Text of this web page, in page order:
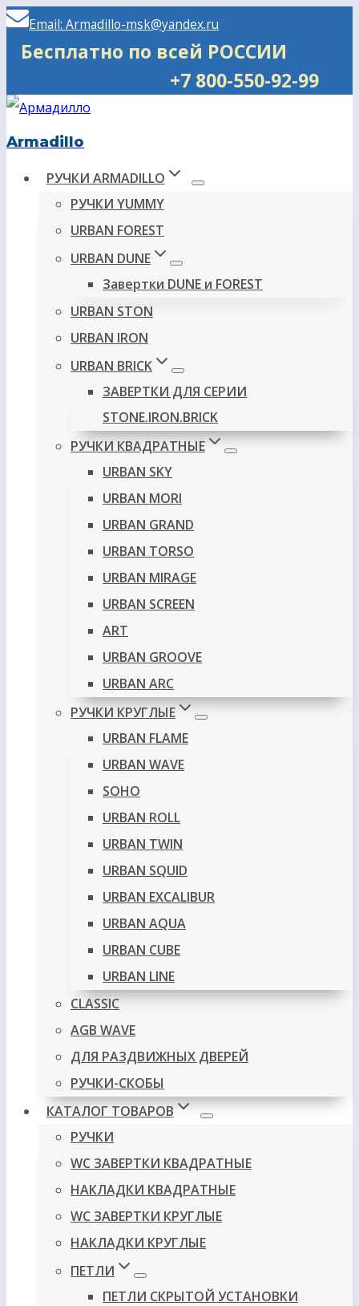
Перейти
Email: Armadillo-msk@yandex.ru
Бесплатно по всей РОССИИ
+7 800-550-92-99
Armadillo
РУЧКИ ARMADILLO
РУЧКИ YUMMY
URBAN FOREST
URBAN DUNE
Завертки DUNE и FOREST
URBAN STON
URBAN IRON
URBAN BRICK
ЗАВЕРТКИ ДЛЯ СЕРИИ
STONE.IRON.BRICK
РУЧКИ КВАДРАТНЫЕ
URBAN SKY
URBAN MORI
URBAN GRAND
URBAN TORSO
URBAN MIRAGE
URBAN SCREEN
ART
URBAN GROOVE
URBAN ARC
РУЧКИ КРУГЛЫЕ
URBAN FLAME
URBAN WAVE
SOHO
URBAN ROLL
URBAN TWIN
URBAN SQUID
URBAN EXCALIBUR
URBAN AQUA
URBAN CUBE
URBAN LINE
CLASSIC
AGB WAVE
ДЛЯ РАЗДВИЖНЫХ ДВЕРЕЙ
РУЧКИ-СКОБЫ
КАТАЛОГ ТОВАРОВ
РУЧКИ
WC ЗАВЕРТКИ КВАДРАТНЫЕ
НАКЛАДКИ КВАДРАТНЫЕ
WC ЗАВЕРТКИ КРУГЛЫЕ
НАКЛАДКИ КРУГЛЫЕ
ПЕТЛИ
ПЕТЛИ СКРЫТОЙ УСТАНОВКИ